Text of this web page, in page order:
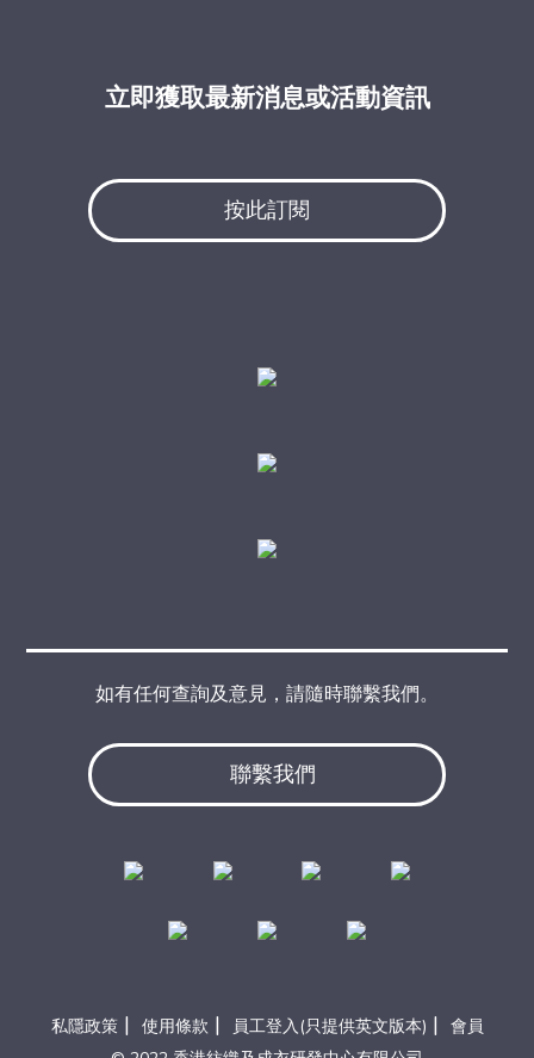
立即獲取最新消息或活動資訊
按此訂閱
聯繫我們
如有任何查詢及意見，請隨時聯繫我們。
私隱政策 | 使用條款 | 員工登入(只提供英文版本) | 會員